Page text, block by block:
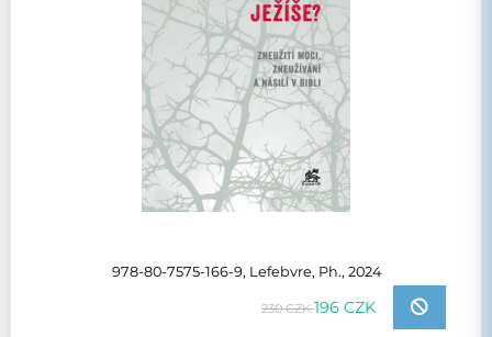
978-80-7575-166-9, Lefebvre, Ph., 2024
230 CZK196 CZK